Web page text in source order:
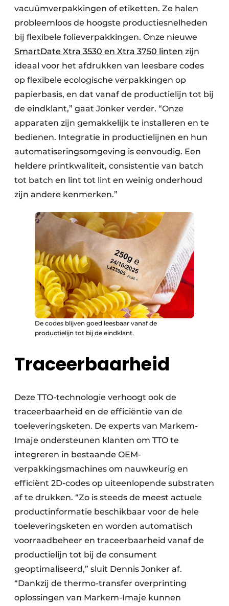
vacuümverpakkingen of etiketten. Ze halen
probleemloos de hoogste productiesnelheden
bij flexibele folieverpakkingen. Onze nieuwe
SmartDate Xtra 3530 en Xtra 3750 linten zijn
ideaal voor het afdrukken van leesbare codes
op flexibele ecologische verpakkingen op
papierbasis, en dat vanaf de productielijn tot bij
de eindklant,” gaat Jonker verder. “Onze
apparaten zijn gemakkelijk te installeren en te
bedienen. Integratie in productielijnen en hun
automatiseringsomgeving is eenvoudig. Een
heldere printkwaliteit, consistentie van batch
tot batch en lint tot lint en weinig onderhoud
zijn andere kenmerken.”
De codes blijven goed leesbaar vanaf de
productielijn tot bij de eindklant.
Traceerbaarheid
Deze TTO-technologie verhoogt ook de
traceerbaarheid en de efficiëntie van de
toeleveringsketen. De experts van Markem-
Imaje ondersteunen klanten om TTO te
integreren in bestaande OEM-
verpakkingsmachines om nauwkeurig en
efficiënt 2D-codes op uiteenlopende substraten
af te drukken. “Zo is steeds de meest actuele
productinformatie beschikbaar voor de hele
toeleveringsketen en worden automatisch
voorraadbeheer en traceerbaarheid vanaf de
productielijn tot bij de consument
geoptimaliseerd,” sluit Dennis Jonker af.
“Dankzij de thermo-transfer overprinting
oplossingen van Markem-Imaje kunnen